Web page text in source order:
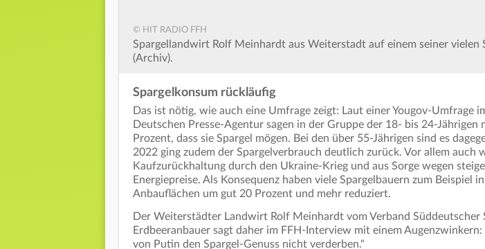
© HIT RADIO FFH
Spargellandwirt Rolf Meinhardt aus Weiterstadt auf einem seiner vielen
(Archiv).
Spargelkonsum rückläufig
Das ist nötig, wie auch eine Umfrage zeigt: Laut einer Yougov-Umfrage
Deutschen Presse-Agentur sagen in der Gruppe der 18- bis 24-Jährigen
Prozent, dass sie Spargel mögen. Bei den über 55-Jährigen sind es
2022 ging zudem der Spargelverbrauch deutlich zurück. Vor allem auch
Kaufzurückhaltung durch den Ukraine-Krieg und aus Sorge wegen
Energiepreise. Als Konsequenz haben viele Spargelbauern zum Beispiel
Anbauflächen um gut 20 Prozent und mehr reduziert.
Der Weiterstädter Landwirt Rolf Meinhardt vom Verband Süddeutscher
Erdbeeranbauer sagt daher im FFH-Interview mit einem
von Putin den Spargel-Genuss nicht verderben."